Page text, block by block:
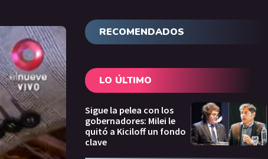
RECOMENDADOS
LO ÚLTIMO
Sigue la pelea con los
gobernadores: Milei le
quitó a Kiciloff un fondo
clave